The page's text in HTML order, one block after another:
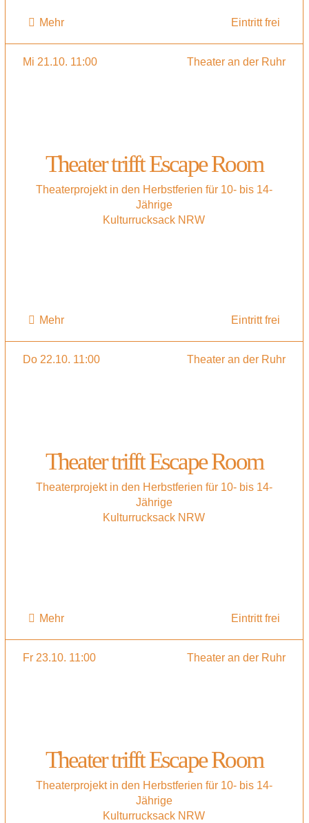
Mehr Eintritt frei
Mi 21.10. 11:00 Theater an der Ruhr
Theater trifft Escape Room
Theaterprojekt in den Herbstferien für 10- bis 14-
Jährige
Kulturrucksack NRW
Mehr Eintritt frei
Do 22.10. 11:00 Theater an der Ruhr
Theater trifft Escape Room
Theaterprojekt in den Herbstferien für 10- bis 14-
Jährige
Kulturrucksack NRW
Mehr Eintritt frei
Fr 23.10. 11:00 Theater an der Ruhr
Theater trifft Escape Room
Theaterprojekt in den Herbstferien für 10- bis 14-
Jährige
Kulturrucksack NRW